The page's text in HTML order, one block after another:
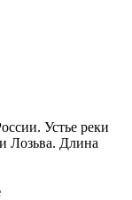
Устье реки
Лозьва. Длина